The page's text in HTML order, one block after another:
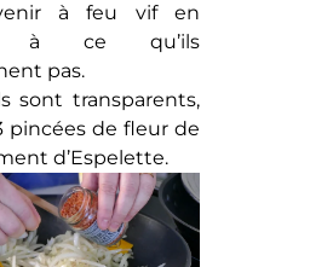
à feu vif en
à ce qu’ils
pas.
sont transparents,
pincées de fleur de
d’Espelette.